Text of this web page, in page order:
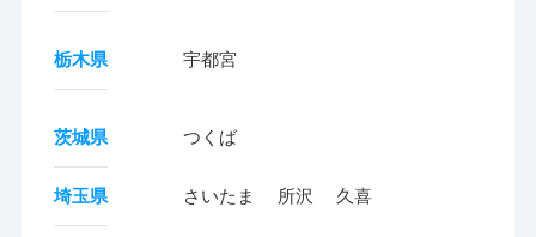
栃木県 宇都宮
茨城県 つくば
埼玉県 さいたま 所沢 久喜